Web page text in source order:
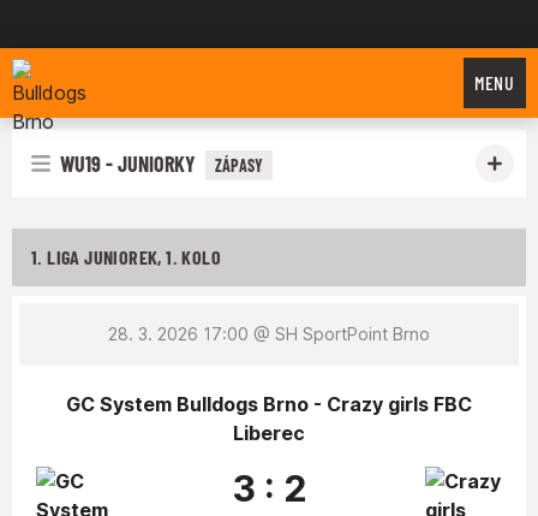
Bulldogs Brno
MENU
WU19 - JUNIORKY ZÁPASY
1. LIGA JUNIOREK, 1. KOLO
28. 3. 2026 17:00 @ SH SportPoint Brno
GC System Bulldogs Brno - Crazy girls FBC
Liberec
3 : 2